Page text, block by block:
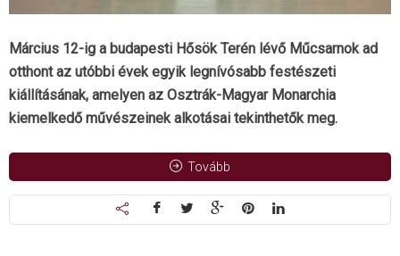
Március 12-ig a budapesti Hősök Terén lévő Műcsarnok ad
otthont az utóbbi évek egyik legnívósabb festészeti
kiállításának, amelyen az Osztrák-Magyar Monarchia
kiemelkedő művészeinek alkotásai tekinthetők meg.
Tovább